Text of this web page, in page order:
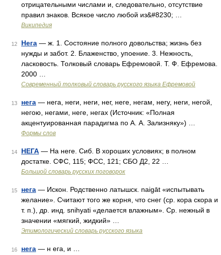
отрицательными числами и, следовательно, отсутствие
правил знаков. Всякое число любой из&#8230; …
Википедия
12 Нега — ж. 1. Состояние полного довольства; жизнь без
нужды и забот. 2. Блаженство, упоение. 3. Нежность,
ласковость. Толковый словарь Ефремовой. Т. Ф. Ефремова.
2000 …
Современный толковый словарь русского языка Ефремовой
13 нега — нега, неги, неги, нег, неге, негам, негу, неги, негой,
негою, негами, неге, негах (Источник: «Полная
акцентуированная парадигма по А. А. Зализняку») …
Формы слов
14 НЕГА — На неге. Сиб. В хороших условиях; в полном
достатке. СФС, 115; ФСС, 121; СБО Д2, 22 …
Большой словарь русских поговорок
15 нега — Искон. Родственно латышск. naigāt «испытывать
желание». Считают того же корня, что снег (ср. кора скора и
т. п.), др. инд. snihyati «делается влажным». Ср. нежный в
значении «мягкий, жидкий» …
Этимологический словарь русского языка
16 нега — н ега, и …